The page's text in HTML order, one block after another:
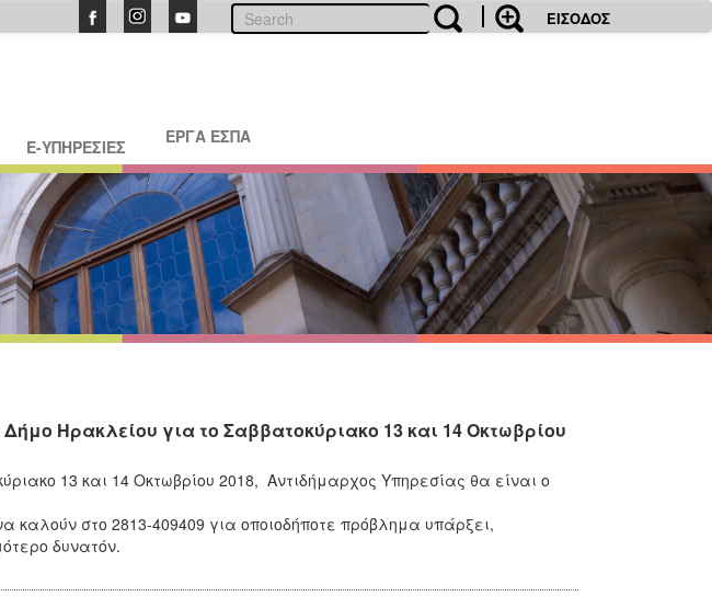
ΕΙΣΟΔΟΣ
E-ΥΠΗΡΕΣΙΕΣ ΕΡΓΑ ΕΣΠΑ
Ηρακλείου για το Σαββατοκύριακο 13 και 14 Οκτωβρίου
13 και 14 Οκτωβρίου 2018, Αντιδήμαρχος Υπηρεσίας θα είναι ο
καλούν στο 2813-409409 για οποιοδήποτε πρόβλημα υπάρξει,
δυνατόν.